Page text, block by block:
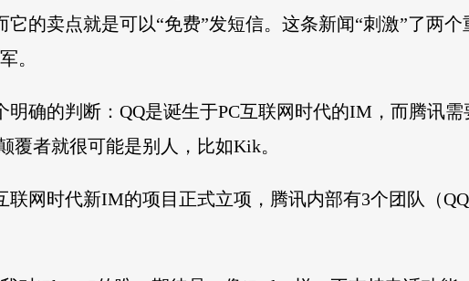
的卖点就是可以“免费”发短信。这条新闻“刺激”了两
。
确的判断：QQ是诞生于PC互联网时代的IM，而腾讯
者就很可能是别人，比如Kik。
联网时代新IM的项目正式立项，腾讯内部有3个团队（